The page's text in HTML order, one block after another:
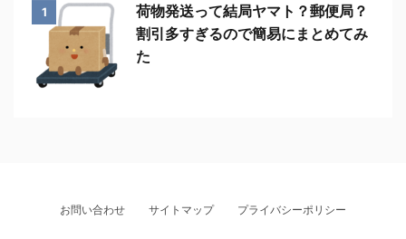
1
荷物発送って結局ヤマト？郵便局？
割引多すぎるので簡易にまとめてみ
た
お問い合わせ サイトマップ プライバシーポリシー